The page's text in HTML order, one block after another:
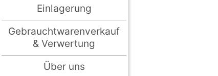
Einlagerung
Gebrauchtwarenverkauf
& Verwertung
Über uns